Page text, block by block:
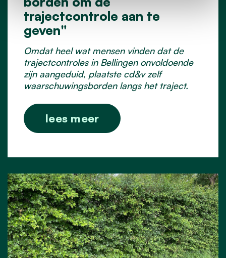
trajectcontrole aan te
geven"
Omdat heel wat mensen vinden dat de
trajectcontroles in Bellingen onvoldoende
zijn aangeduid, plaatste cd&v zelf
waarschuwingsborden langs het traject.
lees meer